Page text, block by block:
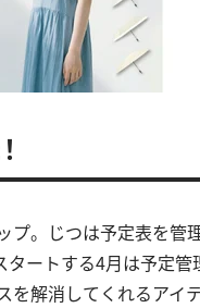
。じつは予定表を管
ートする4月は予定
解消してくれるアイ